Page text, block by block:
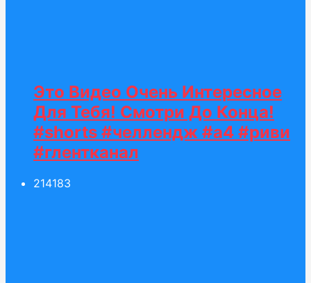
Это Видео Очень Интересное
Для Тебя! Смотри До Конца!
#shorts #челлендж #а4 #риви
#глентканал
214183